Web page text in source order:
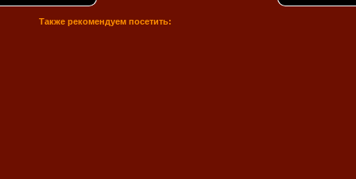
Также рекомендуем посетить: